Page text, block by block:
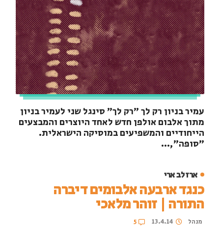
עמיר בניון רק לך "רק לך" סינגל שני לעמיר בניון
מתוך אלבום אולפן חדש לאחד היוצרים והמבצעים
הייחודיים והמשפיעים במוסיקה הישראלית.
"סופה",...
ארז לב ארי
כנגד ארבעה אלבומים דיברה
התורה | זוהר מלאכי
מנהל 13.4.14
5